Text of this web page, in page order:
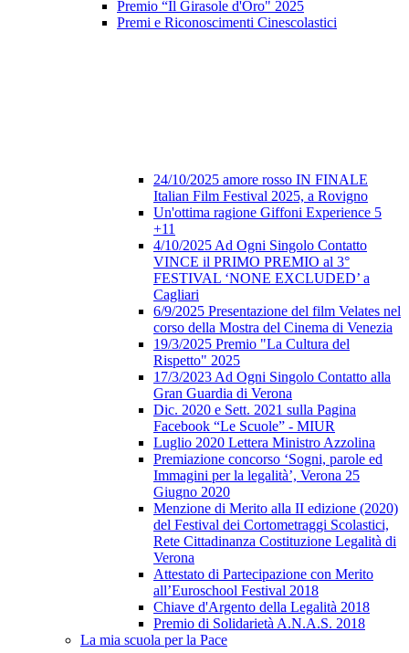
Premio “Il Girasole d'Oro" 2025
Premi e Riconoscimenti Cinescolastici
24/10/2025 amore rosso IN FINALE
Italian Film Festival 2025, a Rovigno
Un'ottima ragione Giffoni Experience 5
+11
4/10/2025 Ad Ogni Singolo Contatto
VINCE il PRIMO PREMIO al 3°
FESTIVAL ‘NONE EXCLUDED’ a
Cagliari
6/9/2025 Presentazione del film Velates nel
corso della Mostra del Cinema di Venezia
19/3/2025 Premio "La Cultura del
Rispetto" 2025
17/3/2023 Ad Ogni Singolo Contatto alla
Gran Guardia di Verona
Dic. 2020 e Sett. 2021 sulla Pagina
Facebook “Le Scuole” - MIUR
Luglio 2020 Lettera Ministro Azzolina
Premiazione concorso ‘Sogni, parole ed
Immagini per la legalità’, Verona 25
Giugno 2020
Menzione di Merito alla II edizione (2020)
del Festival dei Cortometraggi Scolastici,
Rete Cittadinanza Costituzione Legalità di
Verona
Attestato di Partecipazione con Merito
all’Euroschool Festival 2018
Chiave d'Argento della Legalità 2018
Premio di Solidarietà A.N.A.S. 2018
La mia scuola per la Pace